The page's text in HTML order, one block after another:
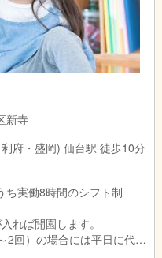
新寺
府・盛岡) 仙台駅 徒歩10分
ち実働8時間のシフト制
れば開園します。
2回）の場合には平日に代休